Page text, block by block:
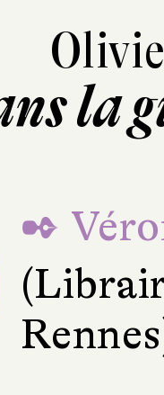
la
✒